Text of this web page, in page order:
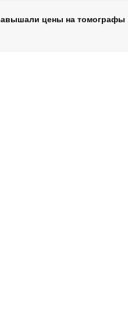
цены на томографы